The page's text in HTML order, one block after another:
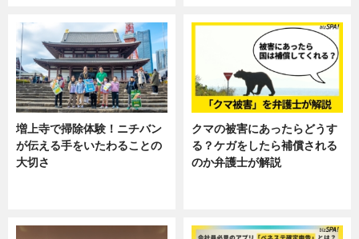
増上寺で掃除体験！ニチバン
が伝える手をいたわることの
大切さ
クマの被害にあったらどうす
る？ケガをしたら補償される
のか弁護士が解説